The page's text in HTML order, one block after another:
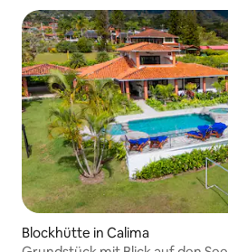
Blockhütte in Calima